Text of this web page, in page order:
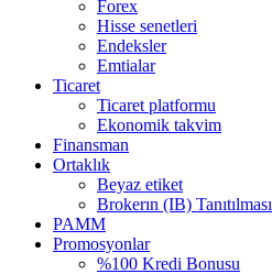
Forex
Hisse senetleri
Endeksler
Emtialar
Ticaret
Ticaret platformu
Ekonomik takvim
Finansman
Ortaklık
Beyaz etiket
Brokerın (IB) Tanıtılması
PAMM
Promosyonlar
%100 Kredi Bonusu